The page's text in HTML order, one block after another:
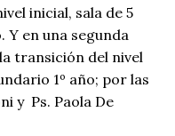
inicial, sala de 5
Y en una segunda
transición del nivel
1º año; por las
y Ps. Paola De